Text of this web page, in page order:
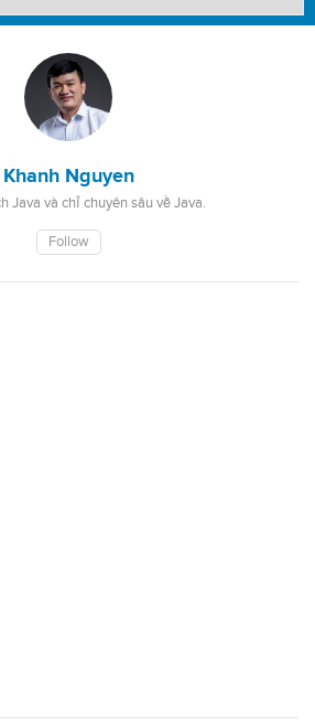
Khanh Nguyen
Java và chỉ chuyên sâu về Java.
Follow